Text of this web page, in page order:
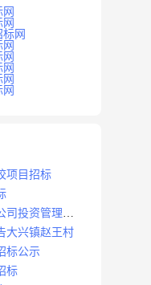
网
项目招标
司投资管理系
大兴镇赵王村
标公示
标